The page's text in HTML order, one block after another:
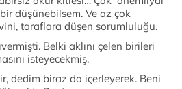
düşünebilsem. Ve az çok
taraflara düşen sorumluluğu.
Belki aklını çelen birileri
isteyecekmiş.
dedim biraz da içerleyerek. Beni